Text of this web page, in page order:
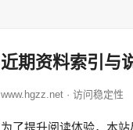
近期资料索引与
www.hgzz.net · 访问稳定性
为了提升阅读体验，本